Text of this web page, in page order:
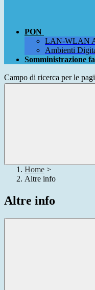
PON
LAN-WLAN
Ambienti
Somministrazione
Campo di ricerca per le
Home >
Altre info
Altre info